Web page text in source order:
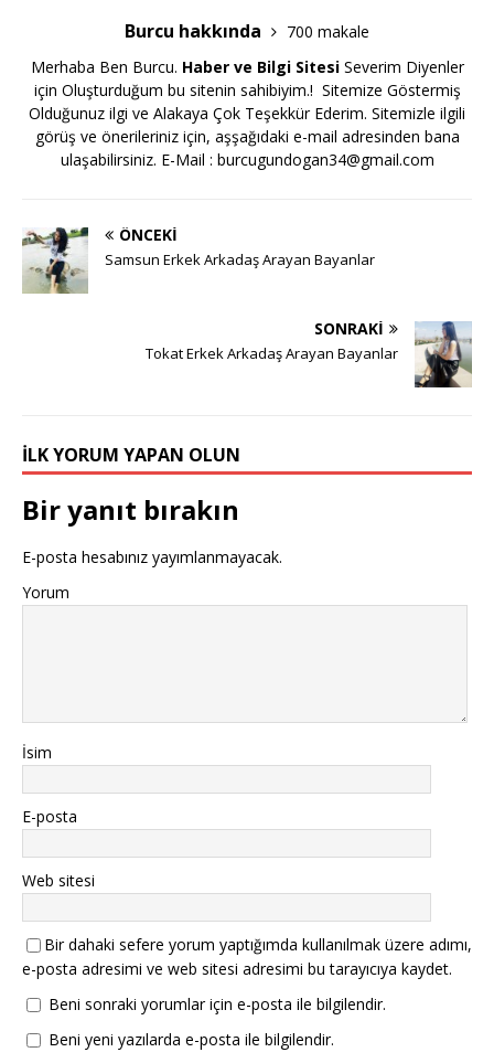
Burcu hakkında
700 makale
Merhaba Ben Burcu. Haber ve Bilgi SitesiSeverim Diyenler
için Oluşturduğum bu sitenin sahibiyim.! Sitemize Göstermiş
Olduğunuz ilgi ve Alakaya Çok Teşekkür Ederim. Sitemizle ilgili
görüş ve önerileriniz için, aşşağıdaki e-mail adresinden bana
ulaşabilirsiniz. E-Mail : burcugundogan34@gmail.com
ÖNCEKI
Samsun Erkek Arkadaş Arayan Bayanlar
SONRAKI
Tokat Erkek Arkadaş Arayan Bayanlar
İLK YORUM YAPAN OLUN
Bir yanıt bırakın
E-posta hesabınız yayımlanmayacak.
Yorum
İsim
E-posta
Web sitesi
Bir dahaki sefere yorum yaptığımda kullanılmak üzere adımı,
e-posta adresimi ve web sitesi adresimi bu tarayıcıya kaydet.
Beni sonraki yorumlar için e-posta ile bilgilendir.
Beni yeni yazılarda e-posta ile bilgilendir.